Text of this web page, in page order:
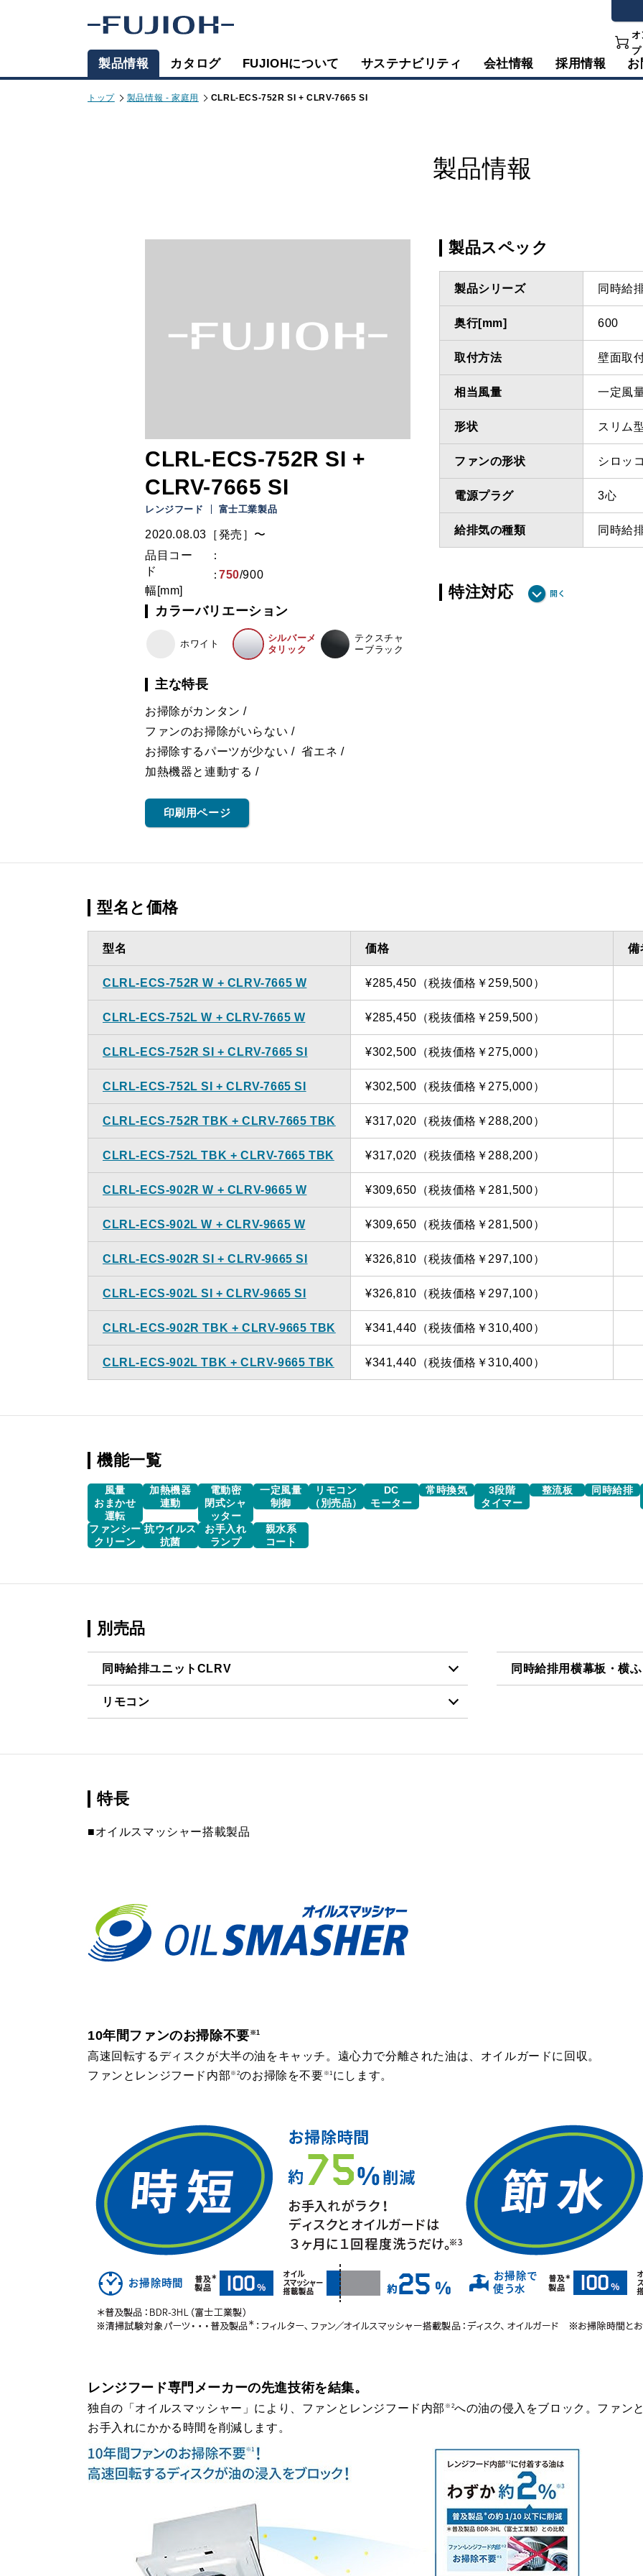
オ
プ
製品情報 カタログ FUJIOHについて サステナビリティ 会社情報 採用情報 お
トップ 製品情報 - 家庭用 CLRL-ECS-752R SI + CLRV-7665 SI
製品情報
CLRL-ECS-752R SI +
CLRV-7665 SI
レンジフード 富士工業製品
2020.08.03［発売］〜
品目コー
ド
幅[mm]
750/900
カラーバリエーション
ホワイト
シルバーメ
タリック
テクスチャ
ーブラック
主な特長
お掃除がカンタン
ファンのお掃除がいらない
お掃除するパーツが少ない
省エネ
加熱機器と連動する
印刷用ページ
製品スペック
製品シリーズ 同時給
奥行[mm] 600
取付方法 壁面取
相当風量 一定風
形状 スリム
ファンの形状 シロッコ
電源プラグ 3心
給排気の種類 同時給
特注対応
型名と価格
型名 価格 備
CLRL-ECS-752R W + CLRV-7665 W ¥285,450（税抜価格￥259,500）
CLRL-ECS-752L W + CLRV-7665 W ¥285,450（税抜価格￥259,500）
CLRL-ECS-752R SI + CLRV-7665 SI ¥302,500（税抜価格￥275,000）
CLRL-ECS-752L SI + CLRV-7665 SI ¥302,500（税抜価格￥275,000）
CLRL-ECS-752R TBK + CLRV-7665 TBK ¥317,020（税抜価格￥288,200）
CLRL-ECS-752L TBK + CLRV-7665 TBK ¥317,020（税抜価格￥288,200）
CLRL-ECS-902R W + CLRV-9665 W ¥309,650（税抜価格￥281,500）
CLRL-ECS-902L W + CLRV-9665 W ¥309,650（税抜価格￥281,500）
CLRL-ECS-902R SI + CLRV-9665 SI ¥326,810（税抜価格￥297,100）
CLRL-ECS-902L SI + CLRV-9665 SI ¥326,810（税抜価格￥297,100）
CLRL-ECS-902R TBK + CLRV-9665 TBK ¥341,440（税抜価格￥310,400）
CLRL-ECS-902L TBK + CLRV-9665 TBK ¥341,440（税抜価格￥310,400）
機能一覧
風量
おまかせ
運転
加熱機器
連動
電動密
閉式シャ
ッター
一定風量
制御
リモコン
（別売品）
DC
モーター
常時換気
3段階
タイマー
整流板 同時給排
ファンシー
クリーン
抗ウイルス
抗菌
お手入れ
ランプ
親水系
コート
別売品
同時給排ユニットCLRV
リモコン
同時給排用横幕板・横
特長
■オイルスマッシャー搭載製品
10年間ファンのお掃除不要 ※1
高速回転するディスクが大半の油をキャッチ。遠心力で分離された油は、オイルガードに回収。
ファンとレンジフード内部 ※2のお掃除を不要 ※1 にします。
レンジフード専門メーカーの先進技術を結集。
独自の「オイルスマッシャー」により、ファンとレンジフード内部 ※2への油の侵入をブロック。ファン
お手入れにかかる時間を削減します。